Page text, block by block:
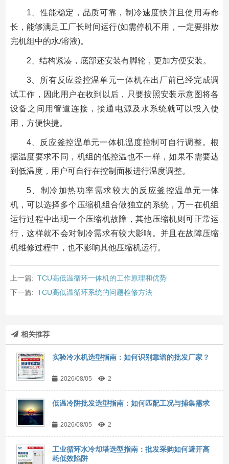
1、性能稳定，品质可靠，制冷速度快并且使用寿命
长，能够满足工厂长时间运行(如需停机不用，一定要排放
完机组中的水/溶液)。
2、结构紧凑，底部还安装有脚轮，更加方便安装。
3、所有反应釜控温单元一体机在出厂前已经完成调
试工作，因此用户在收到以后，只要按照安装示意图将各
设备之间用管道连接，接通电源及水系统就可以投入使
用，方便快捷。
4、反应釜控温单元一体机温度控制可自行调整。根
据温度要求不同，机组的低控温也不一样，如果不需要达
到低温度，用户可自行在控制面板进行温度调整。
5、制冷加热功率需求较大的反应釜控温单元一体
机，可以选择多个压缩机组合做独立的系统，万一在机组
运行过程中出现一个压缩机故障，其他压缩机则可正常运
行，这样就不会对制冷需求有较大影响。并且在故障压缩
机维修过程中，也不影响其他压缩机运行。
上一篇: TCU高低温循环一体机的工作原理和优势
下一篇: TCU高低温循环系统的问题检修方法
相关推荐
实验冷水机选型指南：如何识别靠谱的批发厂家？
2026/08/05 2
低温冷阱批发选型指南：如何匹配工况与捕集需求
2026/08/05 2
工业循环水冷却塔选型指南：批发采购如何避开高
耗低效陷阱